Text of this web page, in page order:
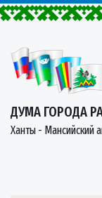
ДУМА ГОРОДА
Ханты - Мансийский